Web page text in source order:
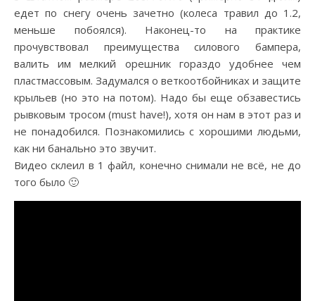
едет по снегу очень зачетно (колеса травил до 1.2,
меньше побоялся). Наконец-то на практике
прочувствовал преимущества силового бампера,
валить им мелкий орешник гораздо удобнее чем
пластмассовым. Задумался о веткоотбойниках и защите
крыльев (но это на потом). Надо бы еще обзавестись
рывковым тросом (must have!), хотя он нам в этот раз и
не понадобился. Познакомились с хорошими людьми,
как ни банально это звучит.
Видео склеил в 1 файл, конечно снимали не всё, не до
того было 🙂